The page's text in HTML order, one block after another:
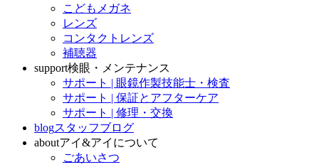
こどもメガネ
レンズ
コンタクトレンズ
補聴器
support検眼・メンテナンス
サポート | 眼鏡作製技能士・検査
サポート | 保証とアフターケア
サポート | 修理・交換
blogスタッフブログ
aboutアイ&アイについて
ごあいさつ